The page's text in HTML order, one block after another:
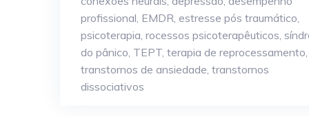
profissional, EMDR, estresse pós traumático,
psicoterapia, rocessos psicoterapêuticos,
do pânico, TEPT, terapia de reprocessamento,
transtornos de ansiedade, transtornos
dissociativos